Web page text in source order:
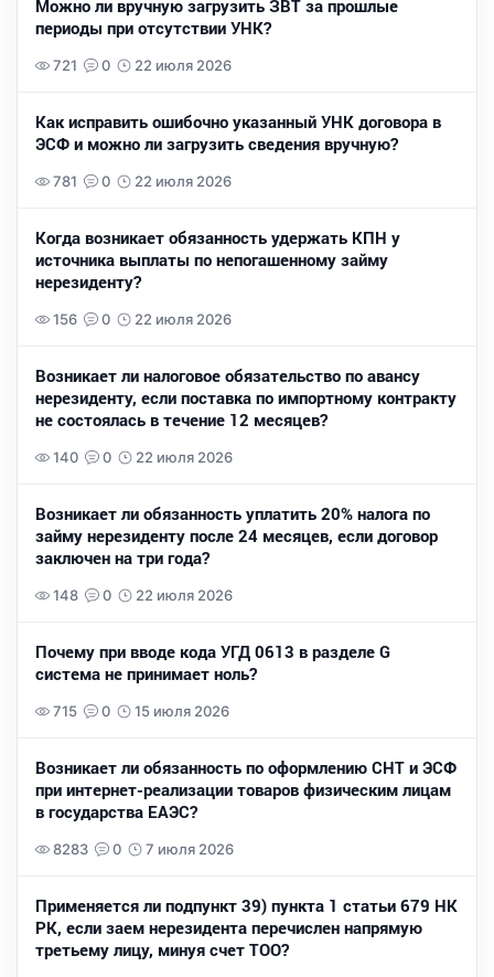
Можно ли вручную загрузить ЗВТ за прошлые
периоды при отсутствии УНК?
721 0 22 июля 2026
Как исправить ошибочно указанный УНК договора в
ЭСФ и можно ли загрузить сведения вручную?
781 0 22 июля 2026
Когда возникает обязанность удержать КПН у
источника выплаты по непогашенному займу
нерезиденту?
156 0 22 июля 2026
Возникает ли налоговое обязательство по авансу
нерезиденту, если поставка по импортному контракту
не состоялась в течение 12 месяцев?
140 0 22 июля 2026
Возникает ли обязанность уплатить 20% налога по
займу нерезиденту после 24 месяцев, если договор
заключен на три года?
148 0 22 июля 2026
Почему при вводе кода УГД 0613 в разделе G
система не принимает ноль?
715 0 15 июля 2026
Возникает ли обязанность по оформлению СНТ и ЭСФ
при интернет-реализации товаров физическим лицам
в государства ЕАЭС?
8283 0 7 июля 2026
Применяется ли подпункт 39) пункта 1 статьи 679 НК
РК, если заем нерезидента перечислен напрямую
третьему лицу, минуя счет ТОО?